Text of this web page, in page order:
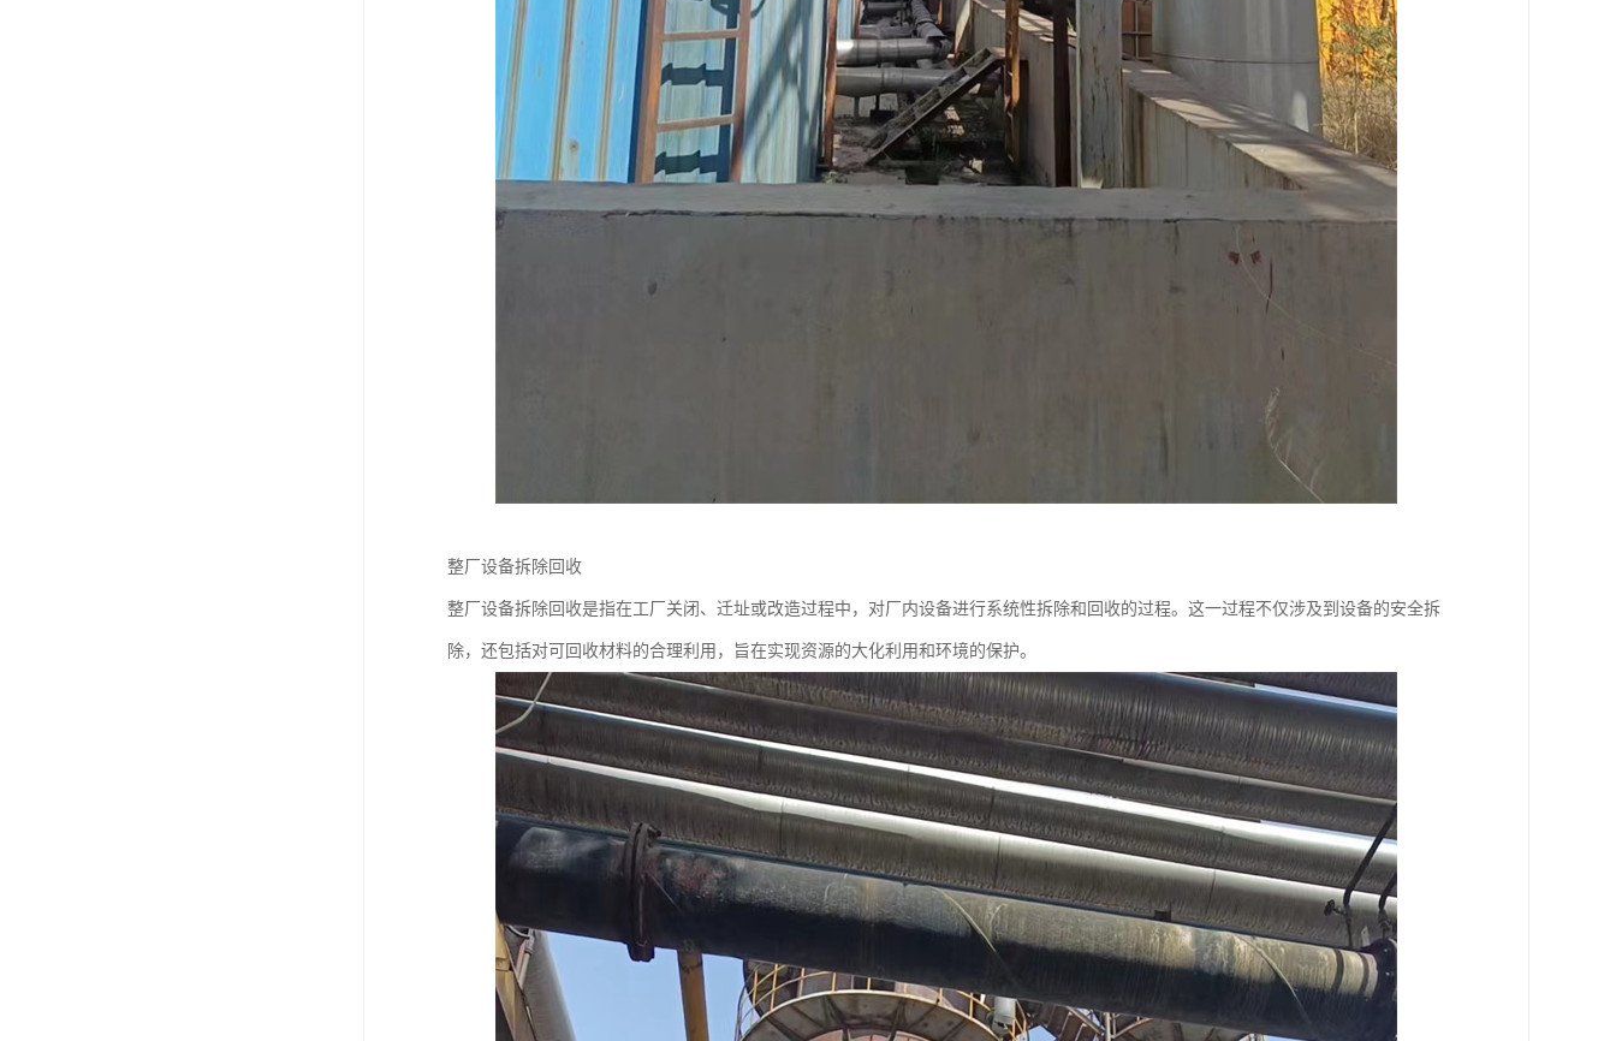
整厂设备拆除回收
整厂设备拆除回收是指在工厂关闭、迁址或改造过程中，对厂内设备进行系统性拆除和回收的过程。这一过程不仅涉及到设备的安全拆
除，还包括对可回收材料的合理利用，旨在实现资源的大化利用和环境的保护。